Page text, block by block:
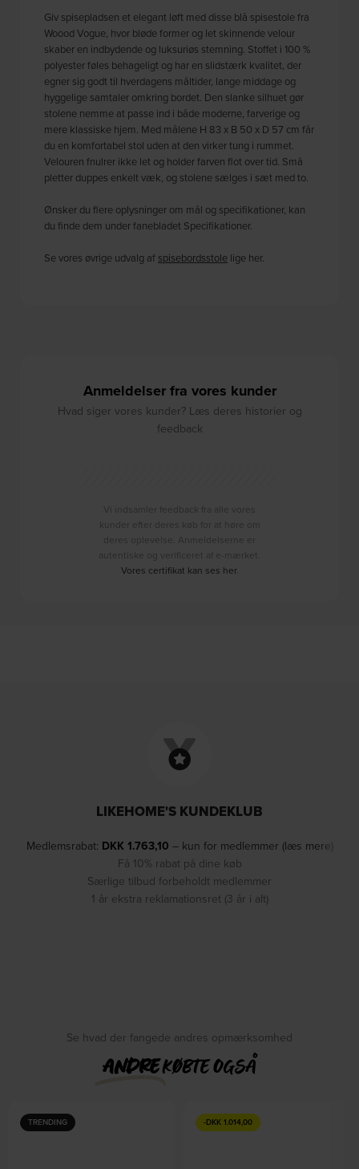
Giv spisepladsen et elegant løft med disse blå spisestole fra
Woood Vogue, hvor bløde former og let skinnende velour
skaber en indbydende og luksuriøs stemning. Stoffet i 100 %
polyester føles behageligt og har en slidstærk kvalitet, der
egner sig godt til hverdagens måltider, lange middage og
hyggelige samtaler omkring bordet. Den slanke silhuet gør
stolene nemme at passe ind i både moderne, farverige og
mere klassiske hjem. Med målene H 83 x B 50 x D 57 cm får
du en komfortabel stol uden at den virker tung i rummet.
Velouren fnulrer ikke let og holder farven flot over tid. Små
pletter duppes enkelt væk, og stolene sælges i sæt med to.
Ønsker du flere oplysninger om mål og specifikationer, kan
du finde dem under fanebladet Specifikationer.
Se vores øvrige udvalg af spisebordsstole lige her.
Anmeldelser fra vores kunder
Hvad siger vores kunder? Læs deres historier og
feedback
Vi indsamler feedback fra alle vores
kunder efter deres køb for at høre om
deres oplevelse. Anmeldelserne er
autentiske og verificeret af e-mærket.
Vores certifikat kan ses her.
LIKEHOME'S KUNDEKLUB
Medlemsrabat: DKK1.763,10 – kun for medlemmer (læs mere)
Få 10% rabat på dine køb
Særlige tilbud forbeholdt medlemmer
1 år ekstra reklamationsret (3 år i alt)
Se hvad der fangede andres opmærksomhed
ANDREKØBTE OGSÅ
TRENDING -DKK 1.014,00